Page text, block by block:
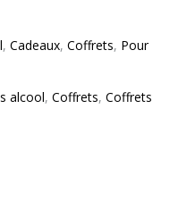
, Cadeaux, Coffrets, Pour
alcool, Coffrets, Coffrets